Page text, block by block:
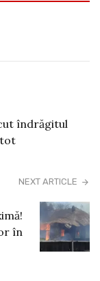
îndrăgitul
NEXT ARTICLE
în